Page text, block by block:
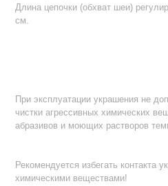
Длина цепочки (обхват шеи)
см.
При эксплуатации украшения не
чистки агрессивных химических
абразивов и моющих растворов
Рекомендуется избегать контакта
химическими веществами!